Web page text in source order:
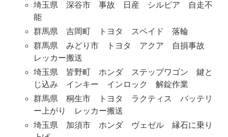
埼玉県 深谷市 事故 日産 シルビア 自走不
能
群馬県 吉岡町 トヨタ スペイド 落輪
群馬県 みどり市 トヨタ アクア 自損事故
レッカー搬送
埼玉県 皆野町 ホンダ ステップワゴン 鍵と
じ込み インキー インロック 解錠作業
群馬県 桐生市 トヨタ ラクティス バッテリ
ー上がり レッカー搬送
埼玉県 加須市 ホンダ ヴェゼル 縁石に乗り